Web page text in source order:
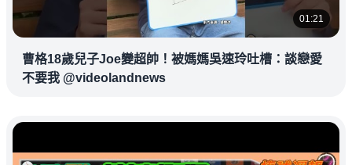
01:21
曹格18歲兒子Joe變超帥！被媽媽吳速玲吐槽：談戀愛
不要我 @videolandnews